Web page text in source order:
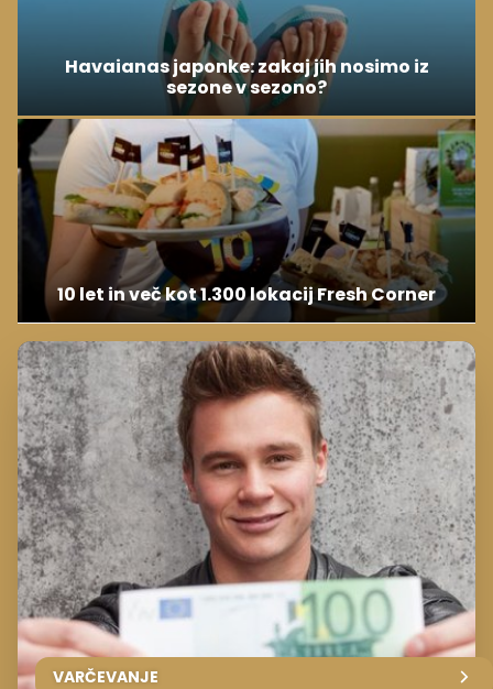
Havaianas japonke: zakaj jih nosimo iz
sezone v sezono?
10 let in več kot 1.300 lokacij Fresh Corner
VARČEVANJE